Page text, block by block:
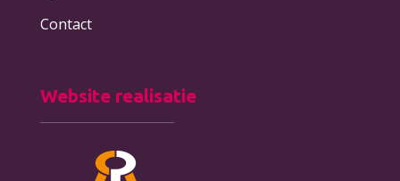
Contact
Website realisatie